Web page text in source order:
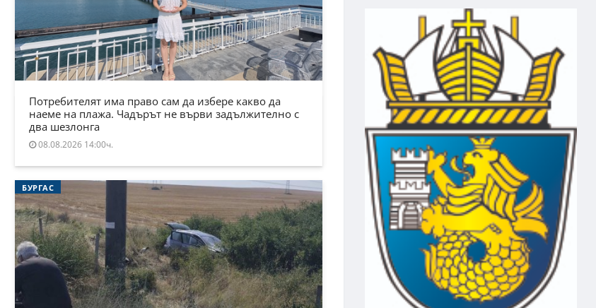
Потребителят има право сам да избере какво да
наеме на плажа. Чадърът не върви задължително с
два шезлонга
08.08.2026 14:00ч.
БУРГАС